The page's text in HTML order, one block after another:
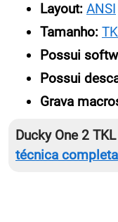
Layout: ANSI
Tamanho:
Possui
Possui
Grava
Ducky One 2
técnica completa